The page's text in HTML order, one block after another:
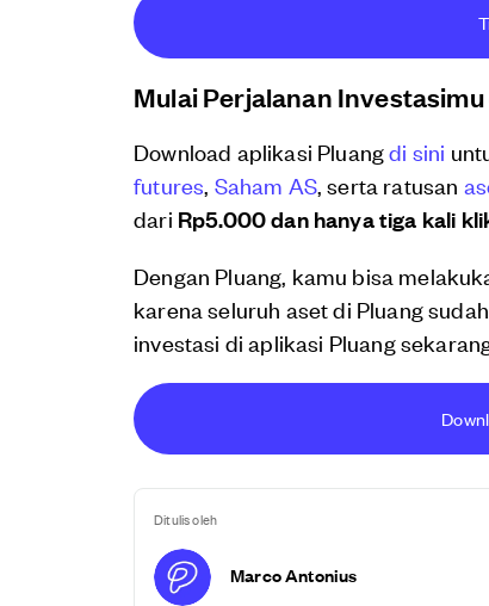
Mulai Perjalanan
Download aplikasi Pluangdi sini
futures Saham AS, serta ratusan
dari Rp5.000 dan hanya tiga kali
Dengan Pluang, kamu bisa
karena seluruh aset di Pluang
investasi di aplikasi Pluang
Ditulis oleh
Marco Antonius